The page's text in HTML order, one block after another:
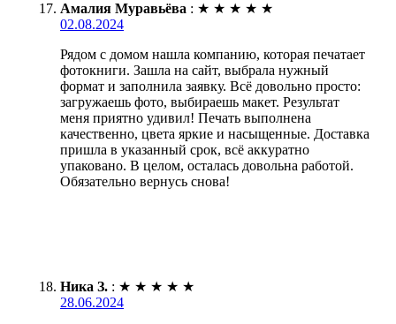
Амалия Муравьёва : ★ ★ ★ ★ ★
02.08.2024
Рядом с домом нашла компанию, которая печатает
фотокниги. Зашла на сайт, выбрала нужный
формат и заполнила заявку. Всё довольно просто:
загружаешь фото, выбираешь макет. Результат
меня приятно удивил! Печать выполнена
качественно, цвета яркие и насыщенные. Доставка
пришла в указанный срок, всё аккуратно
упаковано. В целом, осталась довольна работой.
Обязательно вернусь снова!
Ника З. : ★ ★ ★ ★ ★
28.06.2024